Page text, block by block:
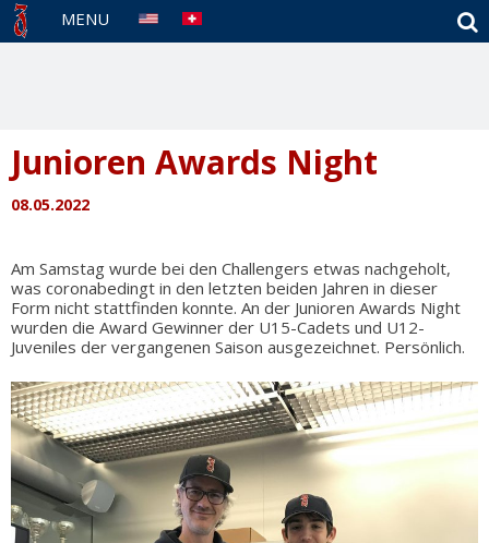
MENU
Junioren Awards Night
08.05.2022
Am Samstag wurde bei den Challengers etwas nachgeholt,
was coronabedingt in den letzten beiden Jahren in dieser
Form nicht stattfinden konnte. An der Junioren Awards Night
wurden die Award Gewinner der U15-Cadets und U12-
Juveniles der vergangenen Saison ausgezeichnet. Persönlich.